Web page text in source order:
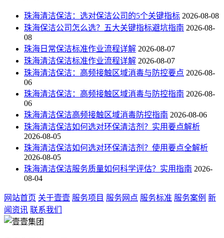
珠海清洁保洁：选对保洁公司的5个关键指标 2026-08-08
珠海保洁公司怎么选？五大关键指标避坑指南 2026-08-
08
珠海日常保洁标准作业流程详解 2026-08-07
珠海清洁保洁标准作业流程详解 2026-08-07
珠海清洁保洁：高频接触区域消毒与防控要点 2026-08-
06
珠海清洁保洁：高频接触区域消毒与防控指南 2026-08-
06
珠海清洁保洁高频接触区域消毒防控指南 2026-08-06
珠海清洁保洁如何选对环保清洁剂？实用要点解析
2026-08-05
珠海清洁保洁如何选对环保清洁剂？使用要点全解析
2026-08-05
珠海清洁保洁服务质量如何科学评估？实用指南 2026-
08-04
网站首页 关于壹壹 服务项目 服务网点 服务标准 服务案例 新
闻资讯 联系我们